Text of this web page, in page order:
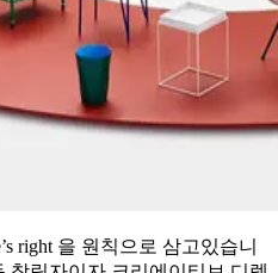
right 을 원칙으로 삼고있습니